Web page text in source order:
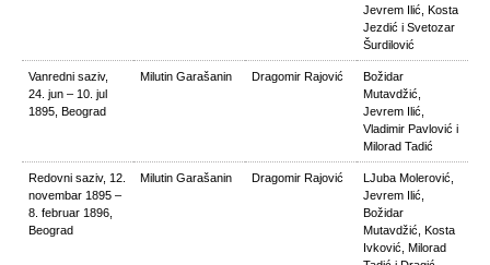
Jevrem Ilić, Kosta
Jezdić i Svetozar
Šurdilović
Vanredni saziv,
24. jun – 10. jul
1895, Beograd
Milutin Garašanin Dragomir Rajović
Božidar
Mutavdžić,
Jevrem Ilić,
Vladimir Pavlović i
Milorad Tadić
Redovni saziv, 12.
novembar 1895 –
8. februar 1896,
Beograd
Milutin Garašanin Dragomir Rajović
LJuba Molerović,
Jevrem Ilić,
Božidar
Mutavdžić, Kosta
Ivković, Milorad